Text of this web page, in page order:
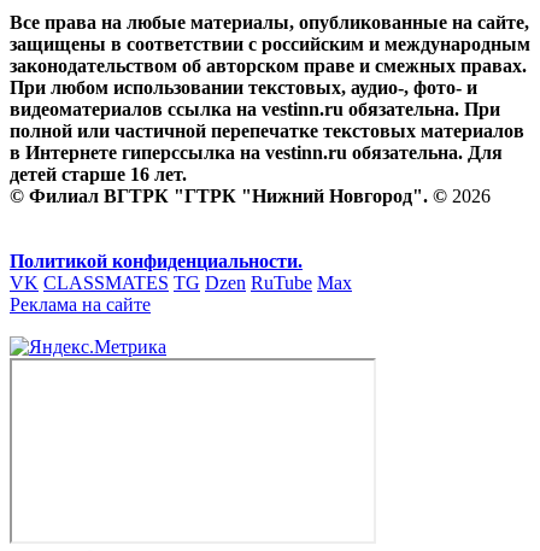
Все права на любые материалы, опубликованные на сайте,
защищены в соответствии с российским и международным
законодательством об авторском праве и смежных правах.
При любом использовании текстовых, аудио-, фото- и
видеоматериалов ссылка на vestinn.ru обязательна. При
полной или частичной перепечатке текстовых материалов
в Интернете гиперссылка на vestinn.ru обязательна. Для
детей старше 16 лет.
© Филиал ВГТРК "ГТРК "Нижний Новгород". © 2026
Политикой конфиденциальности.
VK CLASSMATES TG Dzen RuTube Max
Реклама на сайте